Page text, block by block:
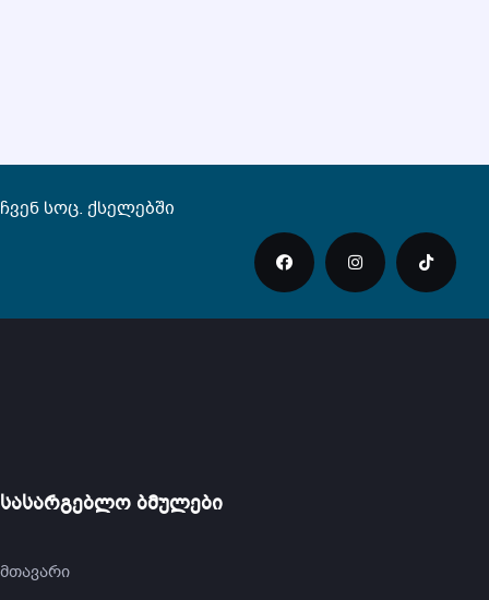
ჩვენ სოც. ქსელებში
სასარგებლო ბმულები
მთავარი